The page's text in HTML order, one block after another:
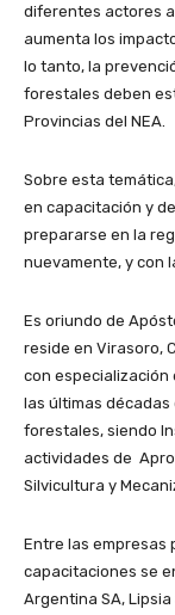
diferentes actores
aumenta los
lo tanto, la
forestales deben
Provincias del NEA.
Sobre esta
en capacitación y
prepararse en la
nuevamente, y con
Es oriundo de
reside en Virasoro,
con especialización
las últimas
forestales, siendo
actividades de
Silvicultura y
Entre las empresas
capacitaciones se
Argentina SA,